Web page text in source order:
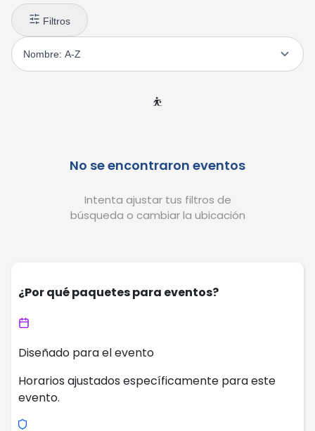
Filtros
⛹️
No se encontraron eventos
Intenta ajustar tus filtros de
búsqueda o cambiar la ubicación
¿Por qué paquetes para eventos?
Diseñado para el evento
Horarios ajustados específicamente para este
evento.